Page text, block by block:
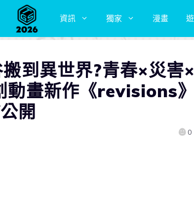
資訊 獨家 漫畫
到異世界?青春×災害
動畫新作《revisions
開
0